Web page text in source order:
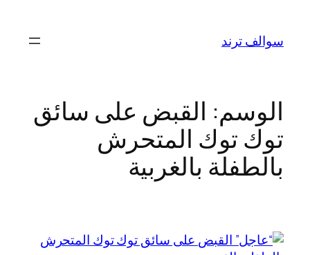
المحتوى
سوالف ترند
الوسم: القبض على سائق
توك توك المتحرش
بالطفلة بالغربية